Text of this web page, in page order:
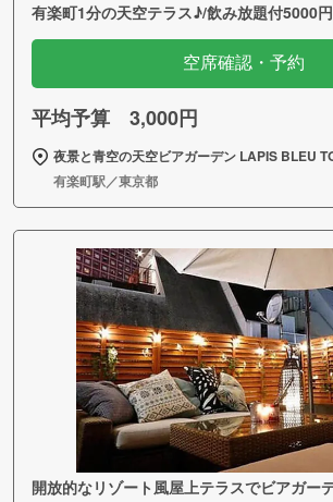
有楽町1分の天空テラス♪/飲み放題付5000
空席確認・予約
平均予算 3,000円
夜景と青空の天空ビアガーデン LAPIS BLEU
有楽町駅／東京都
開放的なリゾート風屋上テラスでビアガー